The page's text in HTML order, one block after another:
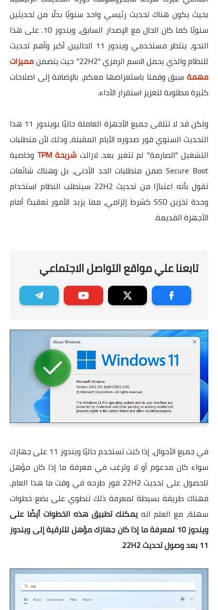
بحيث يكون هناك تحديث رئيسي واحد سنويًا بدلًا من تحديثين
سنويًا كما كان الحال مع الإصدار السابق، ويندوز 10. على هذا
النحو، ينتظر مستخدمي ويندوز 11 الحاليين أكبر وأهم تحديث
للنظام والذي يحمل الاسم الرمزي "22H2" حيث يتضمن
مميزات
مهمة سبق وقمنا باستعراضها معكم، بالإضافة إلى اصلاحات
كثيرة مطلوبة لتعزيز استقرار الأداء.
ولكن قد لا تتلقى جميع الأجهزة العاملة حاليًا بويندوز 11 هذا
التحديث السنوي فور صدوره الأيام المقبلة، وذلك لأن متطلبات
التشغيل "الصارمة" لم تتغير بعد. لازالت شريحة TPM
وخاصية
Secure Boot ضمن متطلبات الحد الأدنى، بل وهناك شائعات
تقول بأنه اعتبارًا من تحديث 22H2 سيتطلب النظام استخدام
وحدة تخزين SSD كشرط إلزامي، مما يزيد الأمور تعقيدًا أمام
الأجهزة القديمة.
تابعنا علي مواقع التواصل الاجتماعي
في جميع الأحوال، إذا كنت تستخدم حاليًا ويندوز 11 على جهازك
سواء كان مدعوم أو لا وترغب في معرفة ما إذا كان مؤهل
للحصول على تحديث 22H2 فور طرحه في وقت ما هذا العام،
فهناك طريقة بسيطة لمعرفة ذلك تنطوي على بضع خطوات
سهلة، مع العلم انهيمكنك تطبيق هذه الخطوات أيضًا على
ويندوز 10 لمعرفة ما إذا كان جهازك مؤهل للترقية إلى ويندوز
11 بعد وصول تحديث 22H2
.